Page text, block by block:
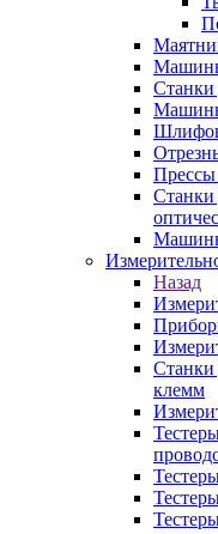
Станки
Прессы
Станки
Машины
Назад
Станки
клемм